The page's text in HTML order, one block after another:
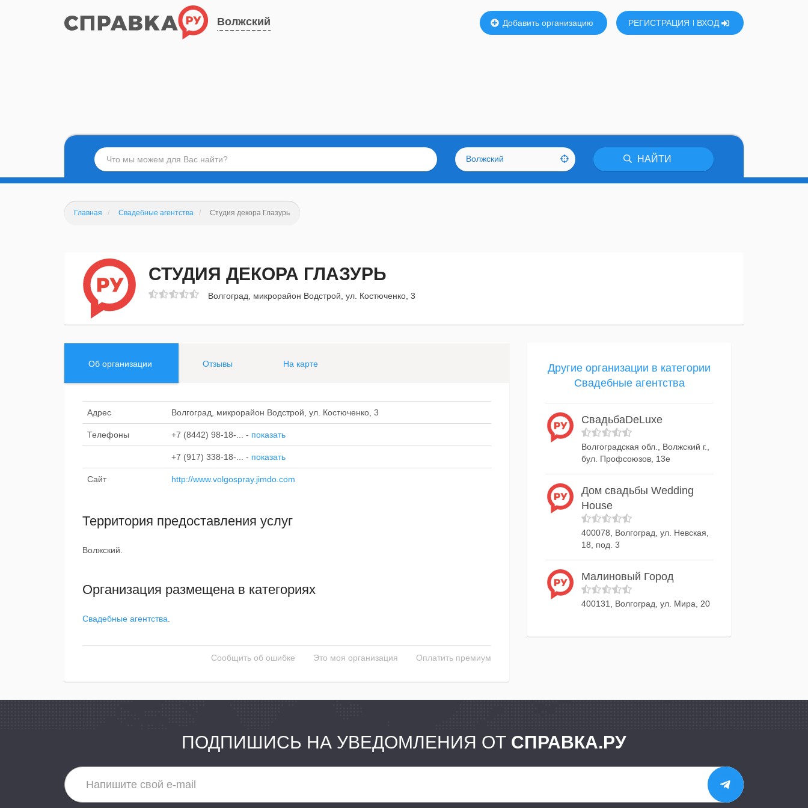
Волжский Добавить организацию РЕГИСТРАЦИЯ ВХОД
Волжский НАЙТИ
Главная Свадебные агентства Студия декора Глазурь
СТУДИЯ ДЕКОРА ГЛАЗУРЬ
Волгоград, микрорайон Водстрой, ул. Костюченко, 3
Об организации Отзывы На карте
Адрес Волгоград, микрорайон Водстрой, ул. Костюченко, 3
Телефоны +7 (8442) 98-18-... - показать
+7 (917) 338-18-... - показать
Сайт http://www.volgospray.jimdo.com
Территория предоставления услуг
Волжский.
Организация размещена в категориях
Свадебные агентства
Сообщить об ошибке Это моя организация Оплатить премиум
Другие организации в категории
Свадебные агентства
СвадьбаDeLuxe
Волгоградская обл., Волжский г.,
бул. Профсоюзов, 13е
Дом свадьбы Wedding
House
400078, Волгоград, ул. Невская,
18, под. 3
Малиновый Город
400131, Волгоград, ул. Мира, 20
ПОДПИШИСЬ НА УВЕДОМЛЕНИЯ ОТ СПРАВКА.РУ